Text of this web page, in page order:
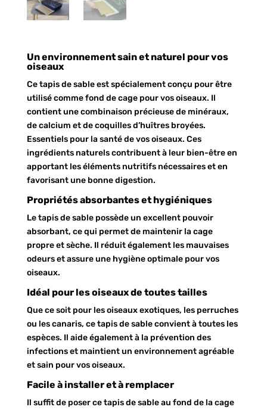
Un environnement sain et naturel pour vos
oiseaux
Ce tapis de sable est spécialement conçu pour être
utilisé comme fond de cage pour vos oiseaux. Il
contient une combinaison précieuse de minéraux,
de calcium et de coquilles d’huîtres broyées.
Essentiels pour la santé de vos oiseaux. Ces
ingrédients naturels contribuent à leur bien-être en
apportant les éléments nutritifs nécessaires et en
favorisant une bonne digestion.
Propriétés absorbantes et hygiéniques
Le tapis de sable possède un excellent pouvoir
absorbant, ce qui permet de maintenir la cage
propre et sèche. Il réduit également les mauvaises
odeurs et assure une hygiène optimale pour vos
oiseaux.
Idéal pour les oiseaux de toutes tailles
Que ce soit pour les oiseaux exotiques, les perruches
ou les canaris, ce tapis de sable convient à toutes les
espèces. Il aide également à la prévention des
infections et maintient un environnement agréable
et sain pour vos oiseaux.
Facile à installer et à remplacer
Il suffit de poser ce tapis de sable au fond de la cage